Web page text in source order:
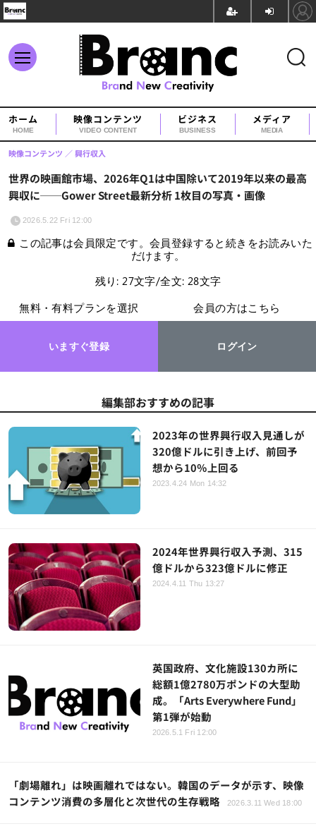
ホーム
HOME
映像コンテンツ
VIDEO CONTENT
ビジネス
BUSINESS
メディア
MEDIA
世界の映画館市場、2026年Q1は中国除いて2019年以来の最高
興収に──Gower Street最新分析 1枚目の写真・画像
映像コンテンツ 興行収入
2026.5.22 Fri 12:00
この記事は会員限定です。会員登録すると続きをお読みいた
だけます。
残り: 27文字/全文: 28文字
無料・有料プランを選択
いますぐ登録
会員の方はこちら
ログイン
編集部おすすめの記事
2023年の世界興行収入見通しが
320億ドルに引き上げ、前回予
想から10％上回る
2023.4.24 Mon 14:32
2024年世界興行収入予測、315
億ドルから323億ドルに修正
2024.4.11 Thu 13:27
英国政府、文化施設130カ所に
総額1億2780万ポンドの大型助
成。「Arts Everywhere Fund」
第1弾が始動
2026.5.1 Fri 12:00
「劇場離れ」は映画離れではない。韓国のデータが示す、映像
コンテンツ消費の多層化と次世代の生存戦略
2026.3.11 Wed 18:00